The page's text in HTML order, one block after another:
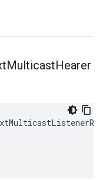
MulticastHearer